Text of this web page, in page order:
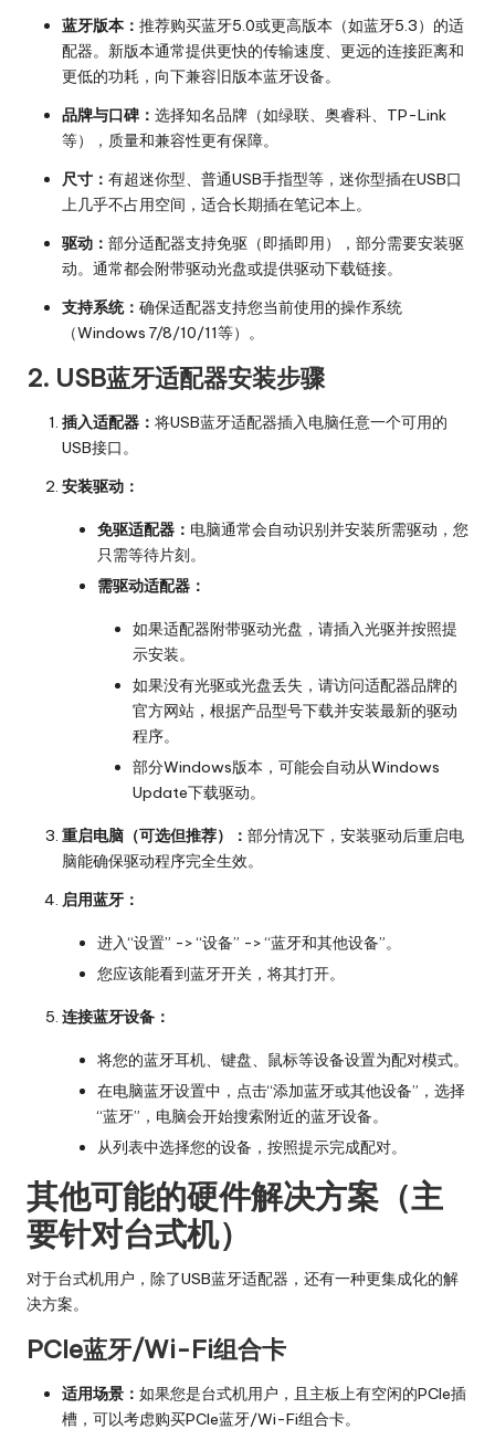
蓝牙版本： 推荐购买蓝牙5.0或更高版本（如蓝牙5.3）的适
配器。新版本通常提供更快的传输速度、更远的连接距离和
更低的功耗，向下兼容旧版本蓝牙设备。
品牌与口碑： 选择知名品牌（如绿联、奥睿科、TP-Link
等），质量和兼容性更有保障。
尺寸： 有超迷你型、普通USB手指型等，迷你型插在USB口
上几乎不占用空间，适合长期插在笔记本上。
驱动： 部分适配器支持免驱（即插即用），部分需要安装驱
动。通常都会附带驱动光盘或提供驱动下载链接。
支持系统： 确保适配器支持您当前使用的操作系统
（Windows 7/8/10/11等）。
2. USB蓝牙适配器安装步骤
插入适配器： 将USB蓝牙适配器插入电脑任意一个可用的
USB接口。
安装驱动：
免驱适配器： 电脑通常会自动识别并安装所需驱动，您
只需等待片刻。
需驱动适配器：
如果适配器附带驱动光盘，请插入光驱并按照提
示安装。
如果没有光驱或光盘丢失，请访问适配器品牌的
官方网站，根据产品型号下载并安装最新的驱动
程序。
部分Windows版本，可能会自动从Windows
Update下载驱动。
重启电脑（可选但推荐）： 部分情况下，安装驱动后重启电
脑能确保驱动程序完全生效。
启用蓝牙：
进入“设置” -> “设备” -> “蓝牙和其他设备”。
您应该能看到蓝牙开关，将其打开。
连接蓝牙设备：
将您的蓝牙耳机、键盘、鼠标等设备设置为配对模式。
在电脑蓝牙设置中，点击“添加蓝牙或其他设备”，选择
“蓝牙”，电脑会开始搜索附近的蓝牙设备。
从列表中选择您的设备，按照提示完成配对。
其他可能的硬件解决方案（主
要针对台式机）
对于台式机用户，除了USB蓝牙适配器，还有一种更集成化的解
决方案。
PCIe蓝牙/Wi-Fi组合卡
适用场景： 如果您是台式机用户，且主板上有空闲的PCIe插
槽，可以考虑购买PCIe蓝牙/Wi-Fi组合卡。